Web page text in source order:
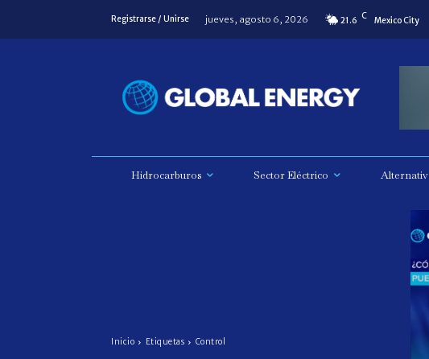
Registrarse / Unirse jueves, agosto 6, 2026 21.6 C Mexico City
Hidrocarburos Sector Eléctrico
Inicio Etiquetas Control